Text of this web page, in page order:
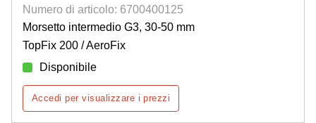
Numero di articolo: 6700400125
Morsetto intermedio G3, 30-50 mm
TopFix 200 / AeroFix
Disponibile
Accedi per visualizzare i prezzi